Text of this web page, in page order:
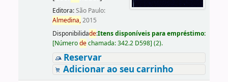
Editora:São Paulo:
Almedina,2015
Disponibilidade:Itens disponíveis para empréstimo:
[Númerodechamada:342.2 D598] (2).
Reservar
Adicionar ao seu carrinho